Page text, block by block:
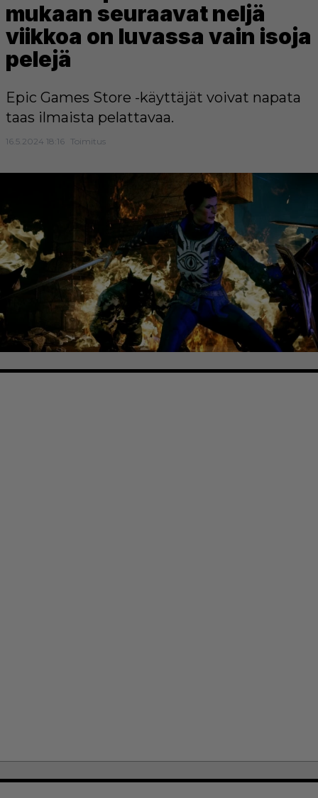
mukaan seuraavat neljä
viikkoa on luvassa vain isoja
pelejä
Epic Games Store -käyttäjät voivat napata
taas ilmaista pelattavaa.
16.5.2024 18:16 Toimitus